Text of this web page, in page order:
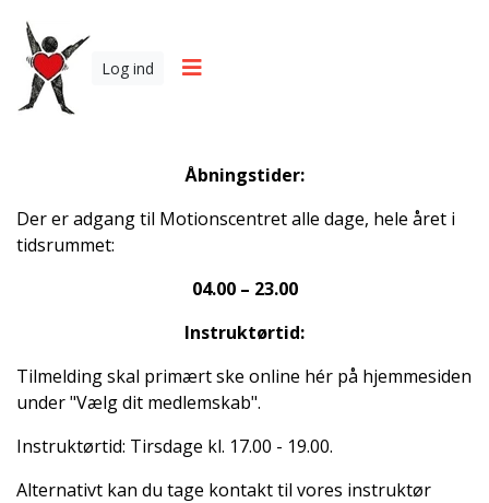
Log ind
Åbningstider:
Der er adgang til Motionscentret alle dage, hele året i
tidsrummet:
04.00 – 23.00
Instruktørtid:
Tilmelding skal primært ske online hér på hjemmesiden
under "Vælg dit medlemskab".
Instruktørtid: Tirsdage kl. 17.00 - 19.00.
Alternativt kan du tage kontakt til vores instruktør